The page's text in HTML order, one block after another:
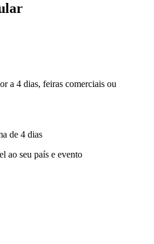
a 4 dias, feiras comerciais ou
de 4 dias
ao seu país e evento